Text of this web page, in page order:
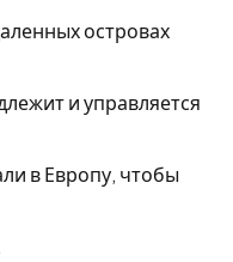
островах
и управляется
в Европу, чтобы